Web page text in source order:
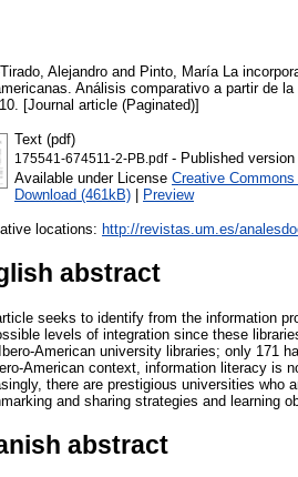
Alejandro and Pinto, María La
Análisis comparativo a partir de
[Journal article (Paginated)]
Text (pdf)
175541-674511-2-PB.pdf- Published version
Available under License Creative
Download (461kB) | Preview
locations: http://revistas.um.es/
abstract
seeks to identify from the information
levels of integration since these
American university libraries; only 171
American context, information literacy is
there are prestigious universities who
and sharing strategies and learning
abstract